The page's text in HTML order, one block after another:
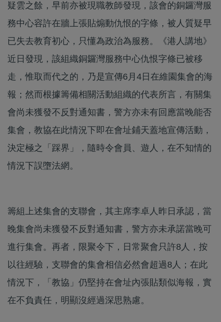
疑雲之餘，早前亦被現職教師發現，該會的銅鑼灣服
務中心容許在牆上張貼煽動仇恨的字條，被人質疑早
已失去教育初心，只懂為政治為服務。《港人講地》
近日發現，該組織銅鑼灣服務中心仇恨字條已被移
走，惟取而代之的，乃是宣傳6月4日在維園集會的海
報；然而根據籌備相關活動組織的代表所言，有關集
會尚未獲發不反對通知書，警方亦未有回應當晚能否
集會，教協在此情況下即在會址鋪天蓋地宣傳活動，
決定極之「踩界」，隨時令會員、遊人，在不知情的
情況下誤墮法網。
籌組上述集會的支聯會，其主席李卓人昨日承認，當
晚集會尚未獲發不反對通知書，警方亦未承諾當晚可
進行集會。再者，限聚令下，日常聚會只許8人，按
以往經驗，支聯會的集會相信必然會超過8人；在此
情況下，「教協」仍堅持在會址內張貼類似海報，實
在不負責任，明顯沒經過深思熟慮。